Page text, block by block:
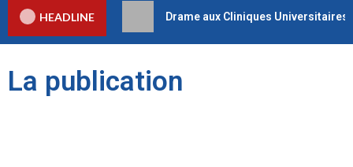
HEADLINE Drame aux Cliniques
La publication